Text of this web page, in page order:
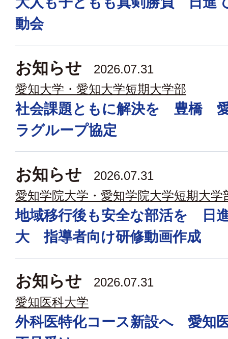
動会
お知らせ
2026.07.31
愛知大学・愛知大学短期大学部
社会課題ともに解決を 豊橋
ラグループ協定
お知らせ
2026.07.31
愛知学院大学・愛知学院大学短期大学
地域移行後も安全な部活を 日
大 指導者向け研修動画作成
お知らせ
2026.07.31
愛知医科大学
外科医特化コース新設へ 愛知